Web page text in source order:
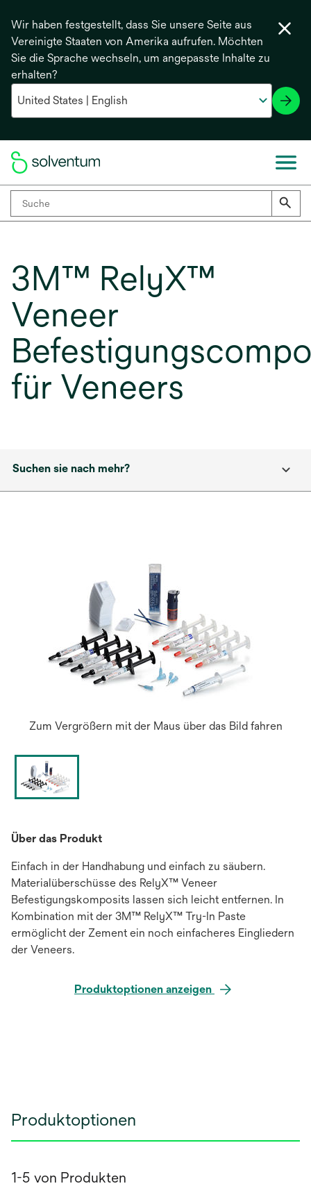
Wir haben festgestellt, dass Sie unsere Seite aus
Vereinigte Staaten von Amerika aufrufen. Möchten
Sie die Sprache wechseln, um angepasste Inhalte zu
erhalten?
3M™ RelyX™
Veneer
für Veneers
Suchen sie nach mehr?
Zum Vergrößern mit der Maus über das Bild fahren
Über das Produkt
Einfach in der Handhabung und einfach zu säubern.
Materialüberschüsse des RelyX™ Veneer
Befestigungskomposits lassen sich leicht entfernen. In
Kombination mit der 3M™ RelyX™ Try-In Paste
ermöglicht der Zement ein noch einfacheres Eingliedern
der Veneers.
Produktoptionen anzeigen
Produktoptionen
1-5 von Produkten